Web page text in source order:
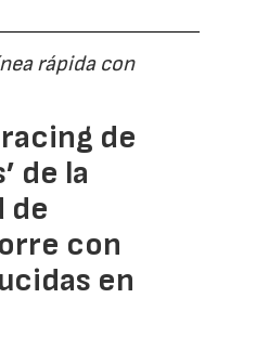
rápida con
racing de
de la
de
con
en